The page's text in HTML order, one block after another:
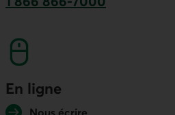
En ligne
Nous écrire